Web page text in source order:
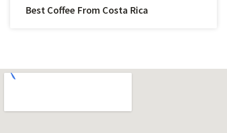
Best Coffee From Costa Rica